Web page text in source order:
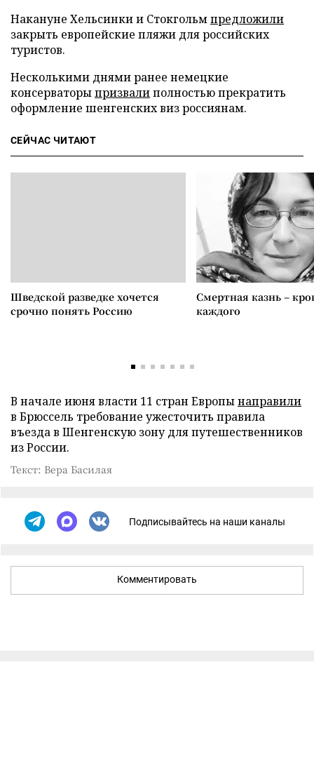
Накануне Хельсинки и Стокгольмпредложили
закрыть европейские пляжи для российских
туристов.
Несколькими днями ранее немецкие
консерваторыпризвалиполностью прекратить
оформление шенгенских виз россиянам.
СЕЙЧАС ЧИТАЮТ
Шведской разведке хочется
срочно понять Россию
Смертная казнь –
каждого
В начале июня власти 11 стран Европынаправили
в Брюссель требование ужесточить правила
въезда в Шенгенскую зону для путешественников
из России.
Текст: Вера Басилая
Подписывайтесь на наши каналы
Комментировать